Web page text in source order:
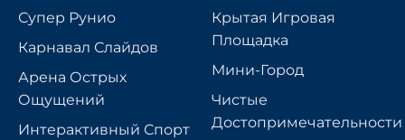
Супер Рунио
Карнавал Слайдов
Арена Острых
Ощущений
Интерактивный Спорт
Крытая Игровая
Площадка
Мини-Город
Чистые
Достопримечательности